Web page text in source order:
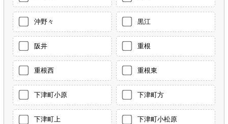
沖野々 黒江
阪井 重根
重根西 重根東
下津町小原 下津町方
下津町上 下津町小松原